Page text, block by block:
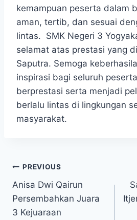
kemampuan peserta dalam
aman, tertib, dan sesuai
lintas. SMK Negeri 3
selamat atas prestasi yang
Saputra. Semoga
inspirasi bagi seluruh
berprestasi serta menjadi
berlalu lintas di lingkungan
masyarakat.
Navigasi
pos
PREVIOUS
Anisa Dwi Qairun
Persembahkan Juara
3 Kejuaraan